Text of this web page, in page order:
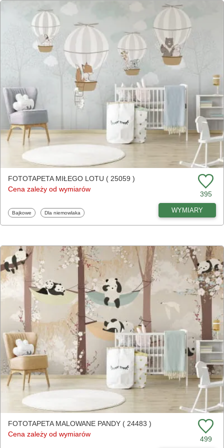
FOTOTAPETA MIŁEGO LOTU ( 25059 )
Cena zależy od wymiarów
395
Fototapety
Bajkowe Fototapety
Dla niemowlaka WYMIARY
FOTOTAPETA MALOWANE PANDY ( 24483 )
Cena zależy od wymiarów
499